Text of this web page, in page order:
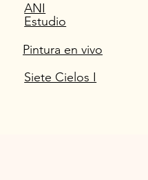
Pintura en vivo
ANI
Siete Cielos I
Estudio